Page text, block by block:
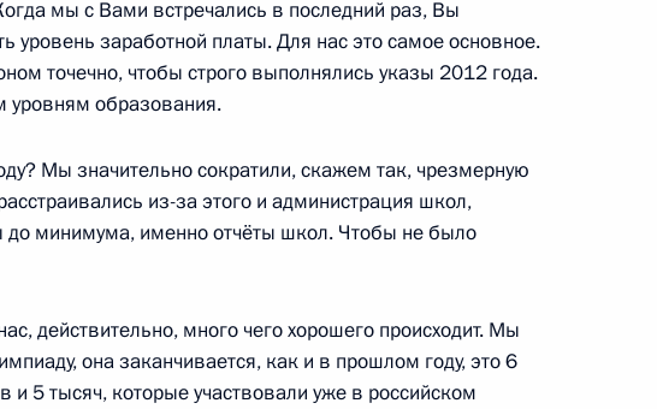
мы с Вами встречались в последний раз, Вы
уровень заработной платы. Для нас это самое основное.
точечно, чтобы строго выполнялись указы 2012 года.
уровням образования.
Мы значительно сократили, скажем так, чрезмерную
из-за этого и администрация школ,
до минимума, именно отчёты школ. Чтобы не было
действительно, много чего хорошего происходит. Мы
она заканчивается, как и в прошлом году, это 6
5 тысяч, которые участвовали уже в российском